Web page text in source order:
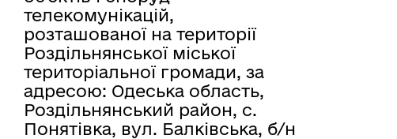
телекомунікацій,
розташованої на території
Роздільнянської міської
територіальної громади, за
адресою: Одеська область,
Роздільнянський район, с.
Понятівка, вул. Балківська, б/н